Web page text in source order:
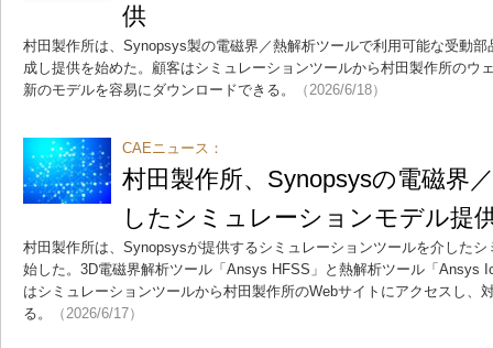
供
村田製作所は、Synopsys製の電磁界／熱解析ツールで利用可能な受動
成し提供を始めた。顧客はシミュレーションツールから村田製作所のウ
新のモデルを容易にダウンロードできる。
（2026/6/18）
CAEニュース：
村田製作所、Synopsysの電磁界
したシミュレーションモデル提
村田製作所は、Synopsysが提供するシミュレーションツールを介した
始した。3D電磁界解析ツール「Ansys HFSS」と熱解析ツール「Ansys
はシミュレーションツールから村田製作所のWebサイトにアクセスし、
る。
（2026/6/17）